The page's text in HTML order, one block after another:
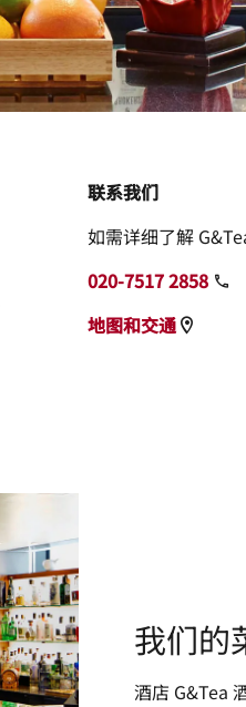
联系我们
如需详细了解
020-7517 2858
地图和交通
我们的
酒店 G&Tea